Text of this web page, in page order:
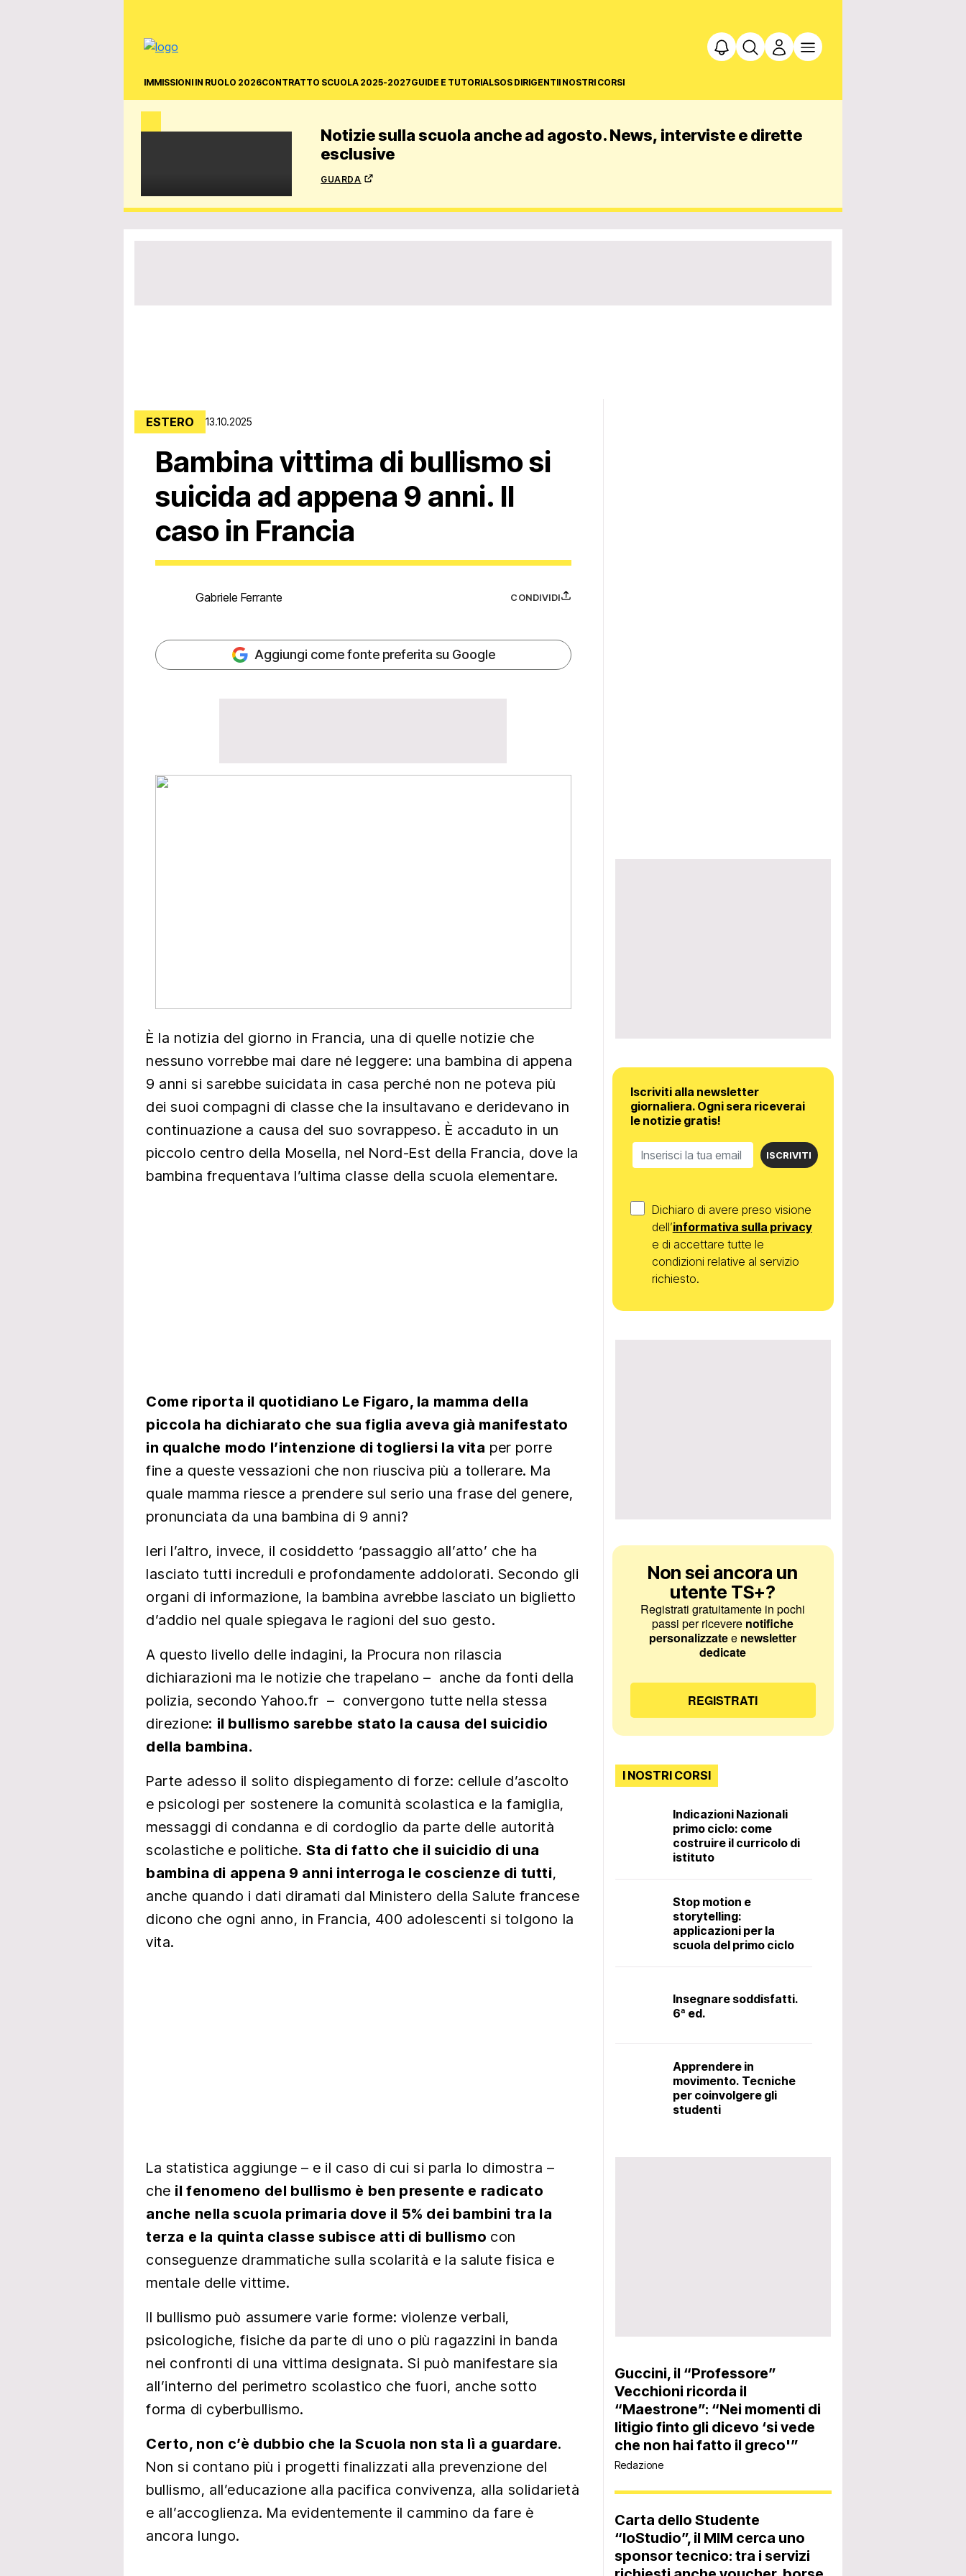
IMMISSIONI IN RUOLO 2026CONTRATTO SCUOLA 2025-2027GUIDE E TUTORIALSOS DIRIGENTII NOSTRI CORSI
Notizie sulla scuola anche ad agosto. News, interviste e dirette
esclusive
guarda
ESTERO 13.10.2025
Bambina vittima di bullismo si
suicida ad appena 9 anni. Il
caso in Francia
Gabriele Ferrante CONDIVIDI
Aggiungi come fonte preferita su Google
È la notizia del giorno in Francia, una di quelle notizie che
nessuno vorrebbe mai dare né leggere: una bambina di appena
9 anni si sarebbe suicidata in casa perché non ne poteva più
dei suoi compagni di classe che la insultavano e deridevano in
continuazione a causa del suo sovrappeso. È accaduto in un
piccolo centro della Mosella, nel Nord-Est della Francia, dove la
bambina frequentava l’ultima classe della scuola elementare.
Come riporta il quotidiano Le Figaro, la mamma della
piccola ha dichiarato che sua figlia aveva già manifestato
in qualche modo l’intenzione di togliersi la vita per porre
fine a queste vessazioni che non riusciva più a tollerare. Ma
quale mamma riesce a prendere sul serio una frase del genere,
pronunciata da una bambina di 9 anni?
Ieri l’altro, invece, il cosiddetto ‘passaggio all’atto’ che ha
lasciato tutti increduli e profondamente addolorati. Secondo gli
organi di informazione, la bambina avrebbe lasciato un biglietto
d’addio nel quale spiegava le ragioni del suo gesto.
A questo livello delle indagini, la Procura non rilascia
dichiarazioni ma le notizie che trapelano – anche da fonti della
polizia, secondo Yahoo.fr – convergono tutte nella stessa
direzione: il bullismo sarebbe stato la causa del suicidio
della bambina.
Parte adesso il solito dispiegamento di forze: cellule d’ascolto
e psicologi per sostenere la comunità scolastica e la famiglia,
messaggi di condanna e di cordoglio da parte delle autorità
scolastiche e politiche.Sta di fatto che il suicidio di una
bambina di appena 9 anni interroga le coscienze di tutti,
anche quando i dati diramati dal Ministero della Salute francese
dicono che ogni anno, in Francia, 400 adolescenti si tolgono la
vita.
La statistica aggiunge – e il caso di cui si parla lo dimostra –
che il fenomeno del bullismo è ben presente e radicato
anche nella scuola primaria dove il 5% dei bambini tra la
terza e la quinta classe subisce atti di bullismo con
conseguenze drammatiche sulla scolarità e la salute fisica e
mentale delle vittime.
Il bullismo può assumere varie forme: violenze verbali,
psicologiche, fisiche da parte di uno o più ragazzini in banda
nei confronti di una vittima designata. Si può manifestare sia
all’interno del perimetro scolastico che fuori, anche sotto
forma di cyberbullismo.
Certo, non c’è dubbio che la Scuola non sta lì a guardare.
Non si contano più i progetti finalizzati alla prevenzione del
bullismo, all’educazione alla pacifica convivenza, alla solidarietà
e all’accoglienza. Ma evidentemente il cammino da fare è
ancora lungo.
Iscriviti alla newsletter
giornaliera. Ogni sera riceverai
le notizie gratis!
ISCRIVITI
Dichiaro di avere preso visione
dell’informativa sulla privacy
e di accettare tutte le
condizioni relative al servizio
richiesto.
Non sei ancora un
utente TS+?
Registrati gratuitamente in pochi
passi per ricevere notifiche
personalizzatee newsletter
dedicate
REGISTRATI
I NOSTRI CORSI
Indicazioni Nazionali
primo ciclo: come
costruire il curricolo di
istituto
Stop motion e
storytelling:
applicazioni per la
scuola del primo ciclo
Insegnare soddisfatti.
6ª ed.
Apprendere in
movimento. Tecniche
per coinvolgere gli
studenti
Guccini, il “Professore”
Vecchioni ricorda il
“Maestrone”: “Nei momenti di
litigio finto gli dicevo ‘si vede
che non hai fatto il greco'”
Redazione
Carta dello Studente
“IoStudio”, il MIM cerca uno
sponsor tecnico: tra i servizi